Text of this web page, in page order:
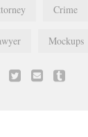
Crime
Mockups